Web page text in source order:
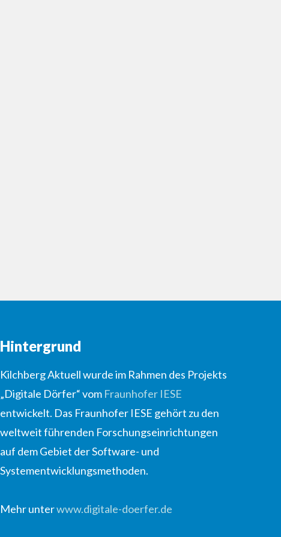
Hintergrund
Kilchberg Aktuell wurde im Rahmen des Projekts
„Digitale Dörfer“ vom Fraunhofer IESE
entwickelt. Das Fraunhofer IESE gehört zu den
weltweit führenden Forschungseinrichtungen
auf dem Gebiet der Software- und
Systementwicklungsmethoden.
Mehr unterwww.digitale-doerfer.de